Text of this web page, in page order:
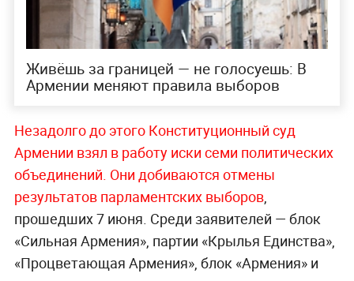
Живёшь за границей — не голосуешь: В
Армении меняют правила выборов
Незадолго до этого Конституционный суд
Армении взял в работу иски семи политических
объединений. Они добиваются отмены
результатов парламентских выборов,
прошедших 7 июня. Среди заявителей — блок
«Сильная Армения», партии «Крылья Единства»,
«Процветающая Армения», блок «Армения» и